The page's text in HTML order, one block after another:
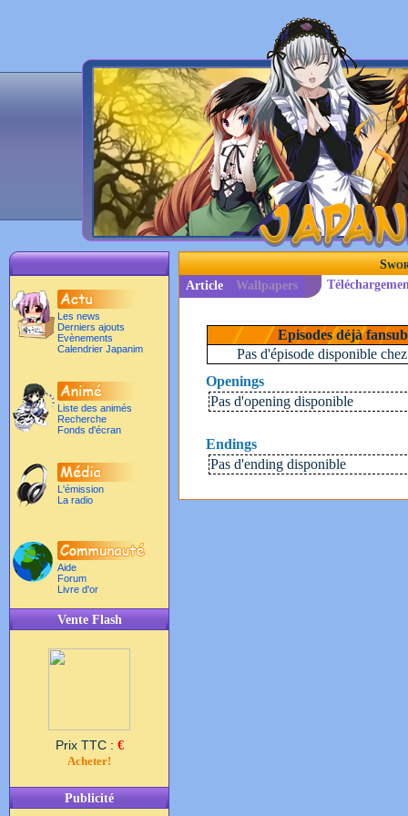
Les news
Derniers ajouts
Evènements
Calendrier Japanim
Liste des animés
Recherche
Fonds d'écran
L'émission
La radio
Aide
Forum
Livre d'or
Vente Flash
Prix TTC : €
Acheter!
Publicité
Article Wallpapers
Episodes déjà
Pas d'épisode disponible
Openings
Pas d'opening disponible
Endings
Pas d'ending disponible